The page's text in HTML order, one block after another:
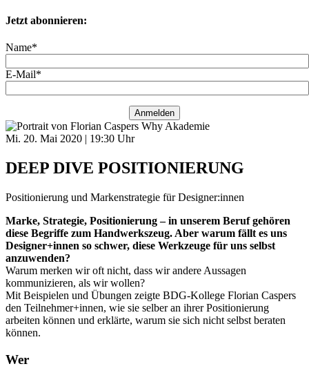
Jetzt abonnieren:
Name*
E-Mail*
Anmelden
Mi. 20. Mai 2020 | 19:30 Uhr
DEEP DIVE POSITIONIERUNG
Positionierung und Markenstrategie für Designer:innen
Marke, Strategie, Positionierung – in unserem Beruf gehören
diese Begriffe zum Handwerkszeug. Aber warum fällt es uns
Designer+innen so schwer, diese Werkzeuge für uns selbst
anzuwenden?
Warum merken wir oft nicht, dass wir andere Aussagen
kommunizieren, als wir wollen?
Mit Beispielen und Übungen zeigte BDG-Kollege Florian Caspers
den Teilnehmer+innen, wie sie selber an ihrer Positionierung
arbeiten können und erklärte, warum sie sich nicht selbst beraten
können.
Wer